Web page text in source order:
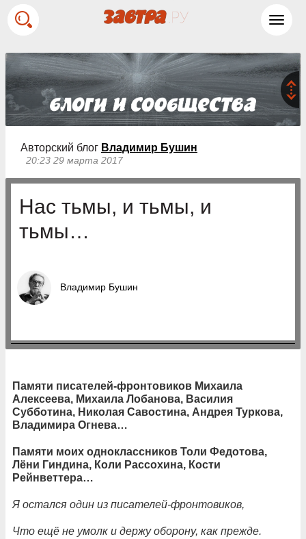
Авторский блог Владимир Бушин
20:23 29 марта 2017
Нас тьмы, и тьмы, и
тьмы…
Владимир Бушин
Памяти писателей-фронтовиков Михаила
Алексеева, Михаила Лобанова, Василия
Субботина, Николая Савостина, Андрея Туркова,
Владимира Огнева…
Памяти моих одноклассников Толи Федотова,
Лёни Гиндина, Коли Рассохина, Кости
Рейнветтера…
Я остался один из писателей-фронтовиков,
Что ещё не умолк и держу оборону, как прежде.